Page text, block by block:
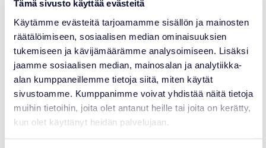
Tämä sivusto käyttää evästeitä
Käytämme evästeitä tarjoamamme sisällön ja mainosten
räätälöimiseen, sosiaalisen median ominaisuuksien
tukemiseen ja kävijämäärämme analysoimiseen. Lisäksi
jaamme sosiaalisen median, mainosalan ja analytiikka-
alan kumppaneillemme tietoja siitä, miten käytät
sivustoamme. Kumppanimme voivat yhdistää näitä tietoja
muihin tietoihin, joita olet antanut heille tai joita on kerätty,
kun olet käyttänyt heidän palvelujaan.
AJANKOHTAISTA